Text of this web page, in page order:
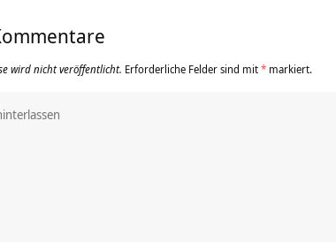
wird nicht veröffentlicht. Erforderliche Felder sind mit* markiert.